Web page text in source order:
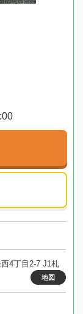
4丁目2-7 J1札
地図